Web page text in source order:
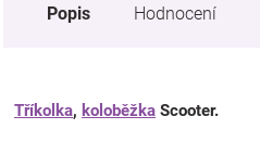
Popis Hodnocení
Tříkolka, koloběžka Scooter.